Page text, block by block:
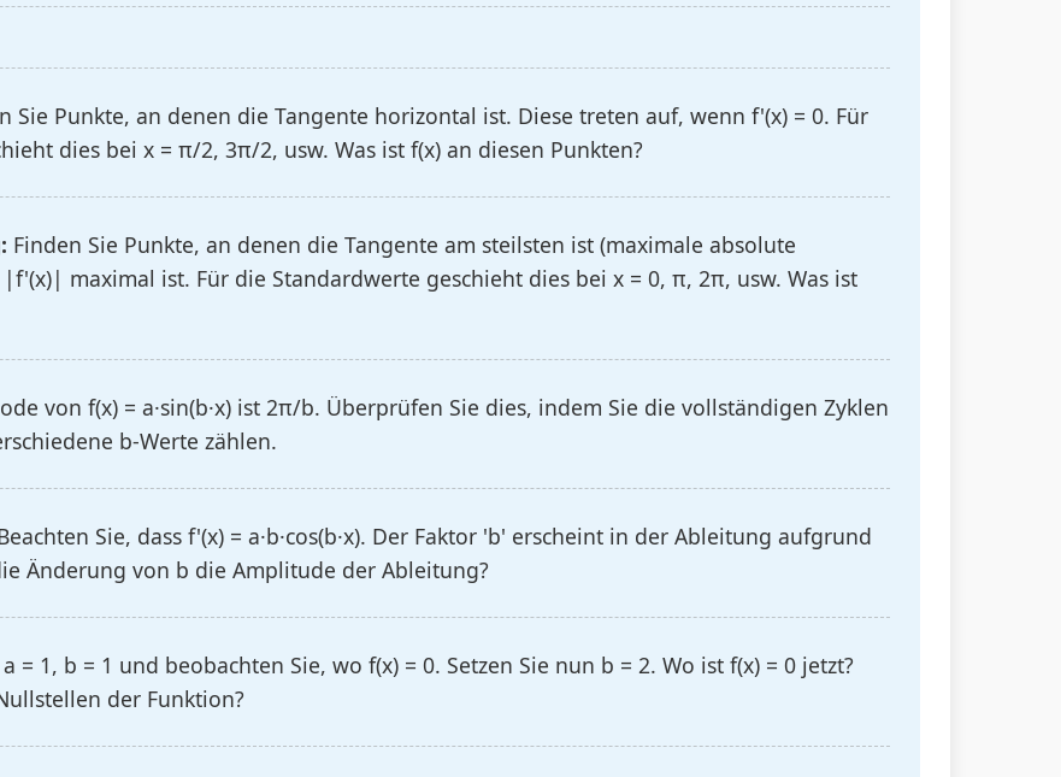
Sie Punkte, an denen die Tangente horizontal ist. Diese treten auf, wenn f'(x) = 0. Für
dies bei x = π/2, 3π/2, usw. Was ist f(x) an diesen Punkten?
Finden Sie Punkte, an denen die Tangente am steilsten ist (maximale absolute
maximal ist. Für die Standardwerte geschieht dies bei x = 0, π, 2π, usw. Was ist
von f(x) = a·sin(b·x) ist 2π/b. Überprüfen Sie dies, indem Sie die vollständigen Zyklen
b-Werte zählen.
Sie, dass f'(x) = a·b·cos(b·x). Der Faktor 'b' erscheint in der Ableitung aufgrund
Änderung von b die Amplitude der Ableitung?
a = 1, b = 1 und beobachten Sie, wo f(x) = 0. Setzen Sie nun b = 2. Wo ist f(x) = 0 jetzt?
der Funktion?